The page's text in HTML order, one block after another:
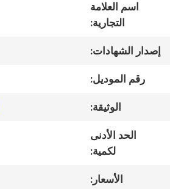
جولة
اسم العلامة
التجارية:
إصدار الشهادات:
رقم الموديل:
الوثيقة:
الحد الأدنى
لكمية:
الأسعار: